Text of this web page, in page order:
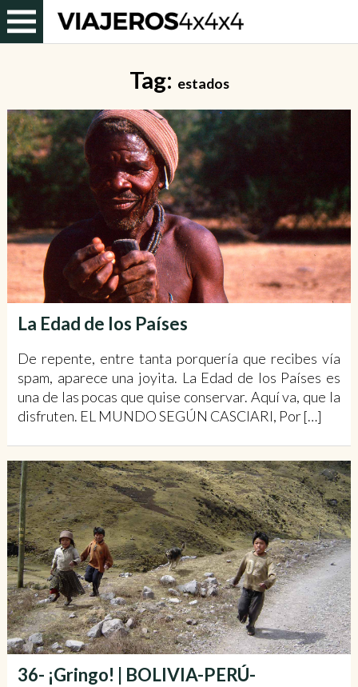
Tag: estados
La Edad de los Países
De repente, entre tanta porquería que recibes vía
spam, aparece una joyita. La Edad de los Países es
una de las pocas que quise conservar. Aquí va, que la
disfruten. EL MUNDO SEGÚN CASCIARI, Por […]
36- ¡Gringo! | BOLIVIA-PERÚ-